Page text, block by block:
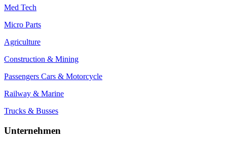
Med Tech
Micro Parts
Agriculture
Construction & Mining
Passengers Cars & Motorcycle
Railway & Marine
Trucks & Busses
Unternehmen